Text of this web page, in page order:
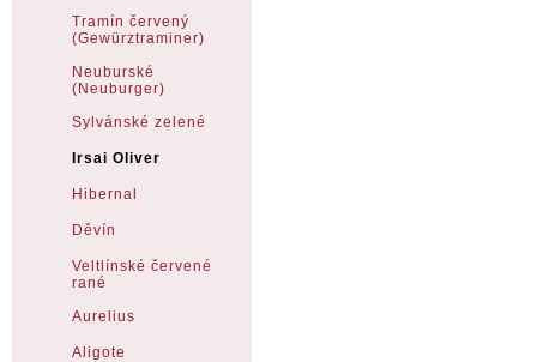
Tramín červený
(Gewürztraminer)
Neuburské
(Neuburger)
Sylvánské zelené
Irsai Oliver
Hibernal
Děvín
Veltlínské červené
rané
Aurelius
Aligote